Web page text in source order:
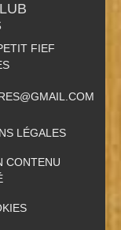
FIEF
LÉGALES
CONTENU